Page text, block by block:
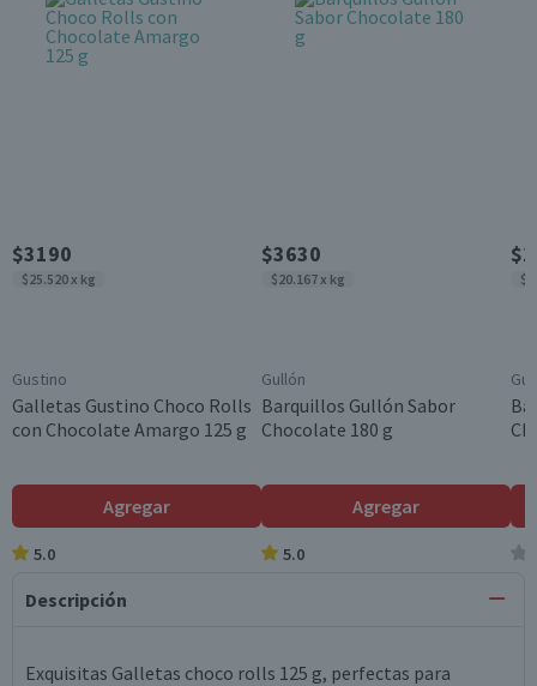
$3190
$25.520 x kg
Gustino
Galletas Gustino Choco Rolls
con Chocolate Amargo 125 g
Agregar
5.0
$3630
$20.167 x kg
Gullón
Barquillos Gullón Sabor
Chocolate 180 g
Agregar
5.0
Descripción
Exquisitas Galletas choco rolls 125 g, perfectas para